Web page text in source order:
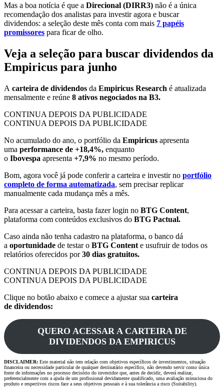
Mas a boa notícia é que a Direcional (DIRR3) não é a única
recomendação dos analistas para investir agora e buscar
dividendos: a seleção deste mês conta com mais 7 papéis
promissores para ficar de olho.
Veja a seleção para buscar dividendos da
Empiricus para junho
A carteira de dividendos da Empiricus Research é atualizada
mensalmente e reúne 8 ativos negociados na B3.
CONTINUA DEPOIS DA PUBLICIDADE
CONTINUA DEPOIS DA PUBLICIDADE
No acumulado do ano, o portfólio da Empiricus apresenta
uma performance de +18,4%, enquanto
o Ibovespa apresenta +7,9% no mesmo período.
Bom, agora você já pode conferir a carteira e investir no portfólio
completo de forma automatizada, sem precisar replicar
manualmente cada mudança mês a mês.
Para acessar a carteira, basta fazer login no BTG Content,
plataforma com conteúdos exclusivos do BTG Pactual.
Caso ainda não tenha cadastro na plataforma, o banco dá
a oportunidade de testar o BTG Content e usufruir de todos os
relatórios oferecidos por30 dias gratuitos.
CONTINUA DEPOIS DA PUBLICIDADE
CONTINUA DEPOIS DA PUBLICIDADE
Clique no botão abaixo e comece a ajustar sua carteira
de dividendos:
QUERO ACESSAR A CARTEIRA DE
DIVIDENDOS DA EMPIRICUS
DISCLAIMER: Este material não tem relação com objetivos específicos de investimentos, situação
financeira ou necessidade particular de qualquer destinatário específico, não devendo servir como única
fonte de informações no processo decisório do investidor que, antes de decidir, deverá realizar,
preferencialmente com a ajuda de um profissional devidamente qualificado, uma avaliação minuciosa do
produto e respectivos riscos face a seus objetivos pessoais e à sua tolerância a risco (Suitability).